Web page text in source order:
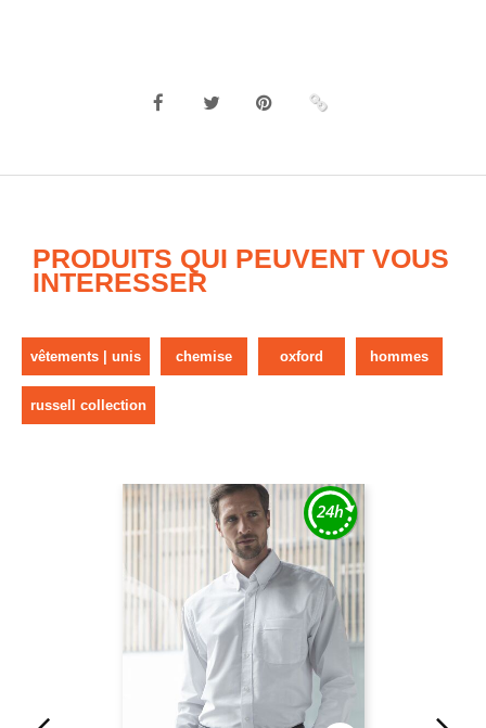
PRODUITS QUI PEUVENT VOUS
INTERESSER
vêtements | unis chemise oxford hommes
russell collection